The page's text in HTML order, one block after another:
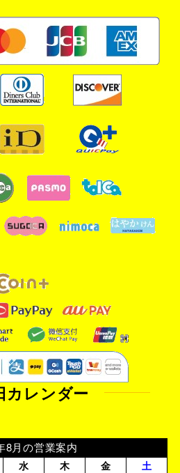
カレンダー
8月の営業案内
水 木 金
土